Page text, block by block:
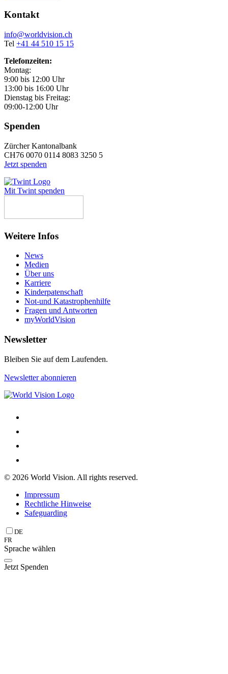
Kontakt
info@worldvision.ch
Tel +41 44 510 15 15
Telefonzeiten:
Montag:
9:00 bis 12:00 Uhr
13:00 bis 16:00 Uhr
Dienstag bis Freitag:
09:00-12:00 Uhr
Spenden
Zürcher Kantonalbank
CH76 0070 0114 8083 3250 5
Jetzt spenden
Mit Twint spenden
Weitere Infos
News
Medien
Über uns
Karriere
Kinderpatenschaft
Not-und Katastrophenhilfe
Fragen und Antworten
myWorldVision
Newsletter
Bleiben Sie auf dem Laufenden.
Newsletter abonnieren
© 2026 World Vision. All rights reserved.
Impressum
Rechtliche Hinweise
Safeguarding
DE
FR
Sprache wählen
Jetzt Spenden